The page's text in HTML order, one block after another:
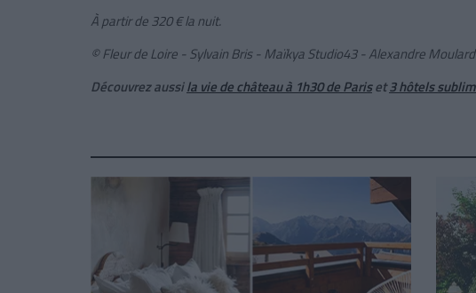
À partir de 320 € la nuit.
© Fleur de Loire - Sylvain Bris - Maïkya Studio43 - Alexandre Moulard
Découvrez aussila vie de château à 1h30 de Pariset3 hôtels